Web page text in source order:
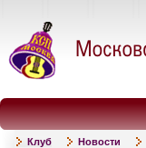
Клуб Новости